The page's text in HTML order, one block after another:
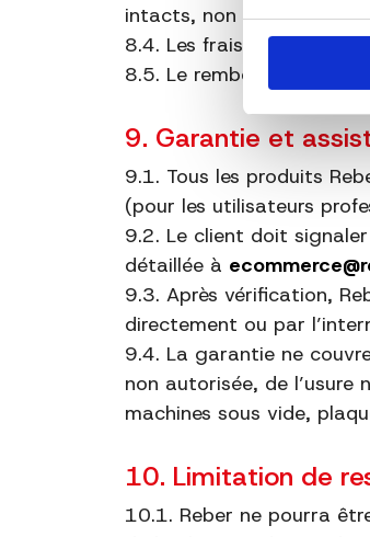
intacts, non utilisés et
8.4. Les frais de retour
8.5. Le remboursement
9. Garantie et
9.1. Tous les produits
(pour les utilisateurs
9.2. Le client doit
détaillée à
9.3. Après vérification,
directement ou par
9.4. La garantie ne
non autorisée, de
machines sous vide,
10. Limitation de
10.1. Reber ne pourra